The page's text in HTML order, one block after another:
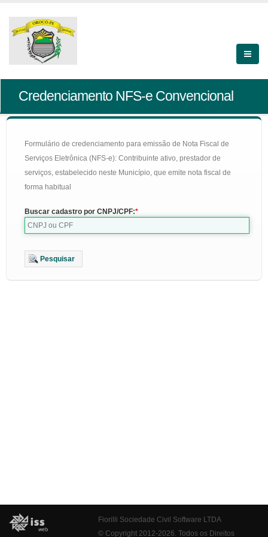
Credenciamento NFS-e Convencional
Formulário de credenciamento para emissão de Nota Fiscal de
Serviços Eletrônica (NFS-e): Contribuinte ativo, prestador de
serviços, estabelecido neste Município, que emite nota fiscal de
forma habitual
Buscar cadastro por CNPJ/CPF:
Pesquisar
Fiorilli Sociedade Civil Software LTDA
© Copyright 2012-2026. Todos os Direitos